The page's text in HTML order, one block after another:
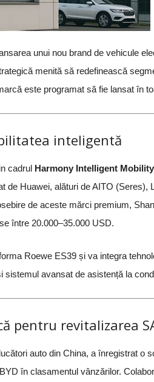
unui nou brand de vehicule
menită să redefinească
este programat să fie lansat în
inteligentă
cadrul Harmony Intelligent
de Huawei, alături de AITO (Seres),
de aceste mărci premium,
între 20.000–35.000 USD.
Roewe ES39 și va integra
avansat de asistență la
pentru revitalizarea
auto din China, a înregistrat o
în clasamentul vânzărilor.